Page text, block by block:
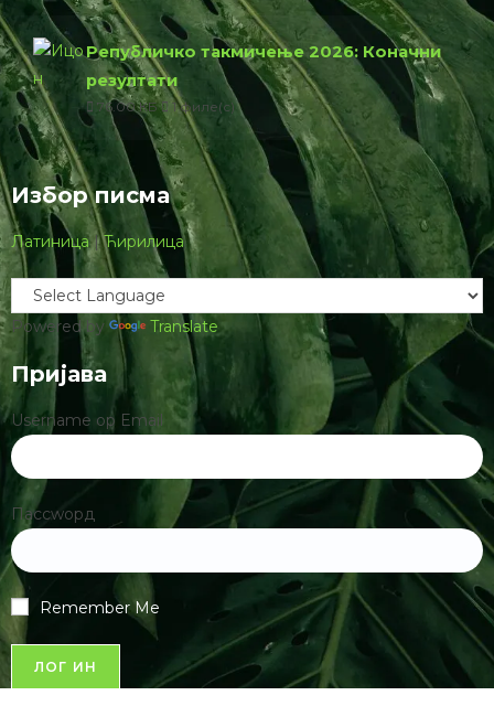
Републичко такмичење 2026: Коначни
резултати
76.00 КБ 1 филе(с)
Избор писма
Латиница|Ћирилица
Powered by Translate
Пријава
Username ор Email
Пассwорд
Remember Me